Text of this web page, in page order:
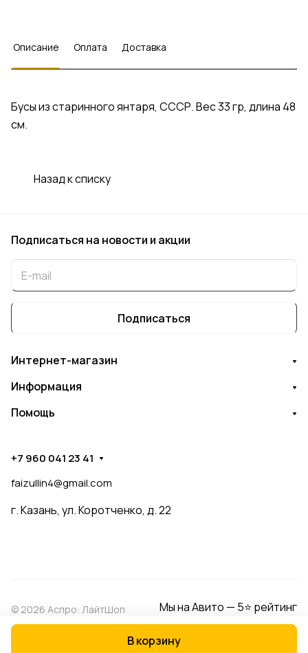
В корзину
Описание Оплата Доставка
Бусы из старинного янтаря, СССР. Вес 33 гр, длина 48
см.
Назад к списку
Подписаться на новости и акции
Подписаться
Интернет-магазин
Информация
Помощь
+7 960 041 23 41
faizullin4@gmail.com
г. Казань, ул. Коротченко, д. 22
© 2026 Аспро: ЛайтШоп Мы на Авито — 5⭐ рейтинг
Оферта